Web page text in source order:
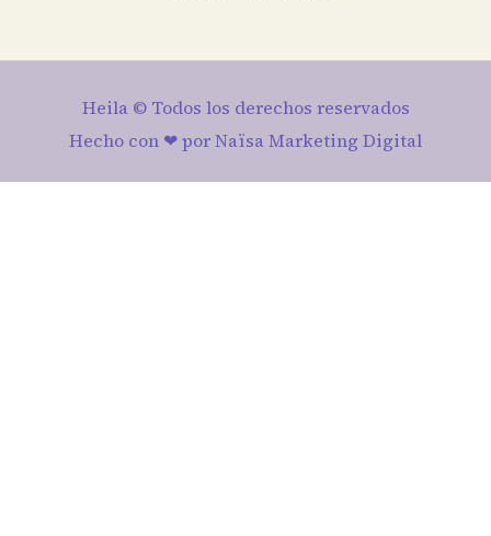
Heila © Todos los derechos reservados
Hecho con ❤ por Naïsa Marketing Digital